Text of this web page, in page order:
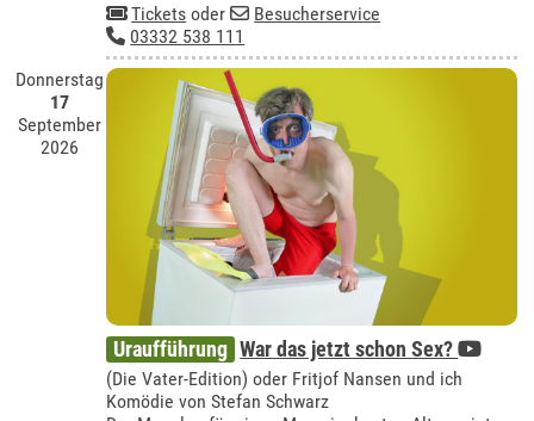
Tickets oder
Besucherservice
03332 538 111
Donnerstag
17
September
2026
Uraufführung War das jetzt schon Sex?
(Die Vater-Edition) oder Fritjof Nansen und ich
Komödie von Stefan Schwarz